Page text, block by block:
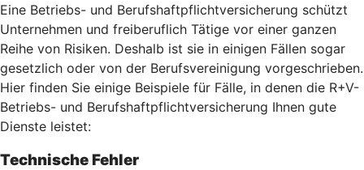
Eine Betriebs- und Berufshaftpflichtversicherung schützt
Unternehmen und freiberuflich Tätige vor einer ganzen
Reihe von Risiken. Deshalb ist sie in einigen Fällen sogar
gesetzlich oder von der Berufsvereinigung vorgeschrieben.
Hier finden Sie einige Beispiele für Fälle, in denen die R+V-
Betriebs- und Berufshaftpflichtversicherung Ihnen gute
Dienste leistet:
Technische Fehler